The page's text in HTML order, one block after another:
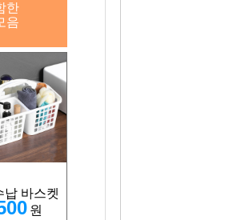
한
음
납 바스켓
원